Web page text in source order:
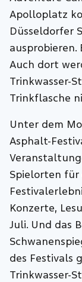
Apolloplatz
Düsseldorfer
ausprobieren.
Auch dort
Trinkwasser-
Trinkflasche
Unter dem
Asphalt-
Spielorten für
Konzerte,
Juli. Und das
des Festivals
Trinkwasser-